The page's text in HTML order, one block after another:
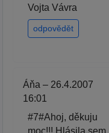
Vojta Vávra
odpovědět
Áňa – 26.4.2007
16:01
#7#Ahoj, děkuju